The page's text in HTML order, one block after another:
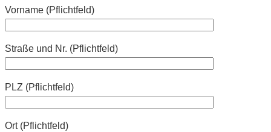
Vorname (Pflichtfeld)
Straße und Nr. (Pflichtfeld)
PLZ (Pflichtfeld)
Ort (Pflichtfeld)